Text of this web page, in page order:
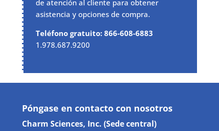
de atención al cliente para obtener
asistencia y opciones de compra.
Teléfono gratuito: 866-608-6883
1.978.687.9200
Póngase en contacto con nosotros
Charm Sciences, Inc. (Sede central)